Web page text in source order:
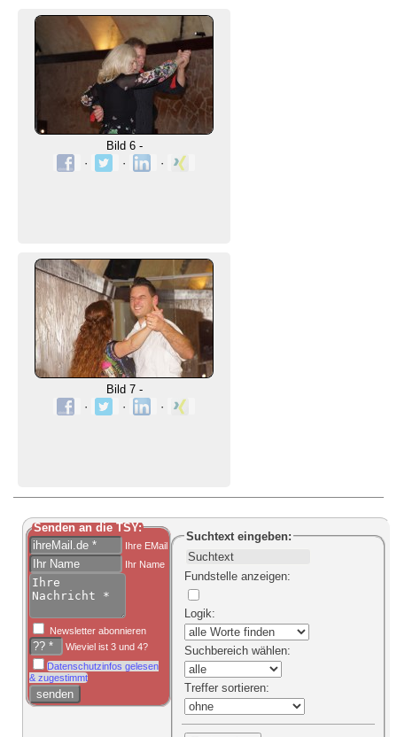
Bild 6 -
·
· ·
Bild 7 -
·
· ·
Senden an die TSY:
Ihre EMail
Ihr Name
Newsletter abonnieren
Wieviel ist 3 und 4?
Datenschutzinfos gelesen
& zugestimmt
Suchtexteingeben:
Fundstelle anzeigen:
Logik:
Suchbereichwählen:
Treffer sortieren: